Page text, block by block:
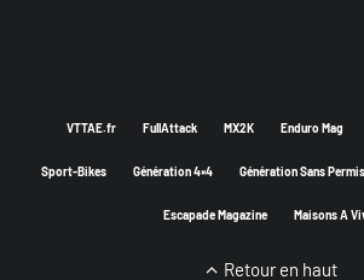
VTTAE.fr FullAttack MX2K Enduro Mag
Sport-Bikes Génération 4×4 Génération Sans Permis
Escapade Magazine Maisons A
Retour en haut